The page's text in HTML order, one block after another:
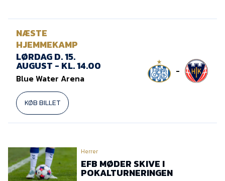
NÆSTE
HJEMMEKAMP
LØRDAG D. 15.
AUGUST - KL. 14.00
Blue Water Arena
KØB BILLET
-
Herrer
EFB MØDER SKIVE I
POKALTURNERINGEN